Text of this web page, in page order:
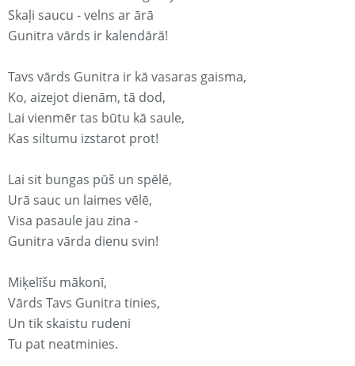
Skaļi saucu - velns ar ārā
Gunitra vārds ir kalendārā!
Tavs vārds Gunitra ir kā vasaras gaisma,
Ko, aizejot dienām, tā dod,
Lai vienmēr tas būtu kā saule,
Kas siltumu izstarot prot!
Lai sit bungas pūš un spēlē,
Urā sauc un laimes vēlē,
Visa pasaule jau zina -
Gunitra vārda dienu svin!
Miķelīšu mākonī,
Vārds Tavs Gunitra tinies,
Un tik skaistu rudeni
Tu pat neatminies.